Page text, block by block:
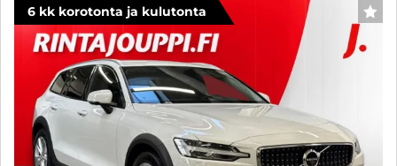
6 kk korotonta ja kulutonta